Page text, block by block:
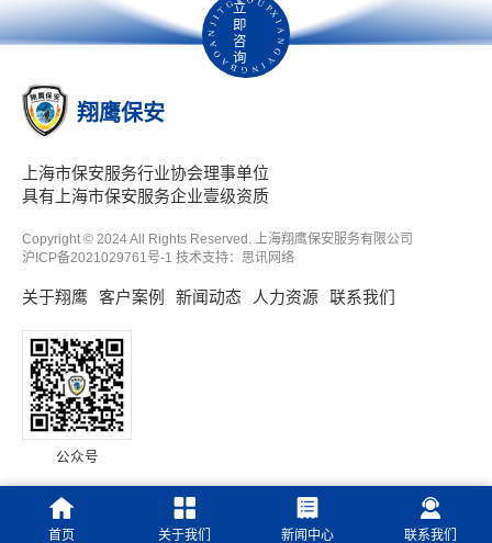
立
即
咨
询
翔鹰保安
上海市保安服务行业协会理事单位
具有上海市保安服务企业壹级资质
Copyright © 2024 All Rights Reserved. 上海翔鹰保安服务有限公司
沪ICP备2021029761号-1 技术支持： 思讯网络
关于翔鹰 客户案例 新闻动态 人力资源 联系我们
公众号
首页 关于我们 新闻中心 联系我们